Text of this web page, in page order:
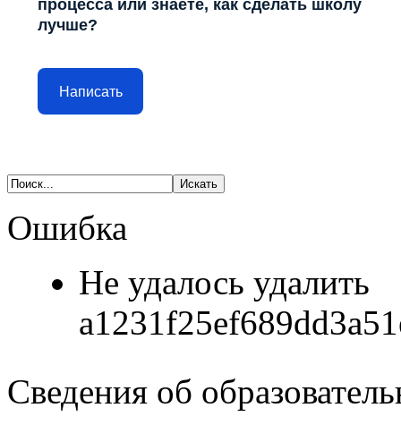
процесса или знаете, как сделать школу
лучше?
Написать
Ошибка
Не удалось удалить
Сведения об